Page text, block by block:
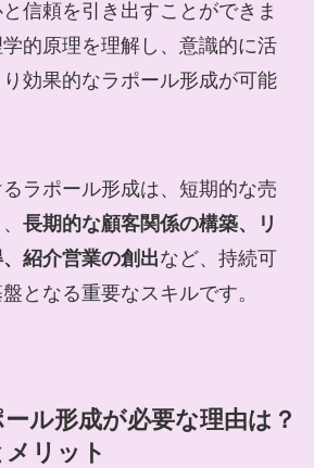
信頼を引き出すことができま
的原理を理解し、意識的に活
効果的なラポール形成が可能
ラポール形成は、短期的な売
長期的な顧客関係の構築、リ
紹介営業の創出など、持続可
となる重要なスキルです。
ル形成が必要な理由は？
リット